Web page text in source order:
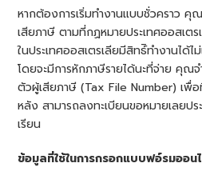
หากต้องการเริ่มทํางานแบบชั่วคราว
เสียภาษี ตามที่กฏหมายประเทศออสเต
ในประเทศออสเตรเลียมีสิทธ์ิทํางานไ
โดยจะมีการหักภาษีรายได้นะที่จ่าย คุณ
ตัวผู้เสียภาษี (Tax File Number) เพื่
หลัง สามารถลงทะเบียนขอหมายเลยป
เรียน
ข้อมูลที่ใช้ในการกรอกแบบฟอ์รมออน